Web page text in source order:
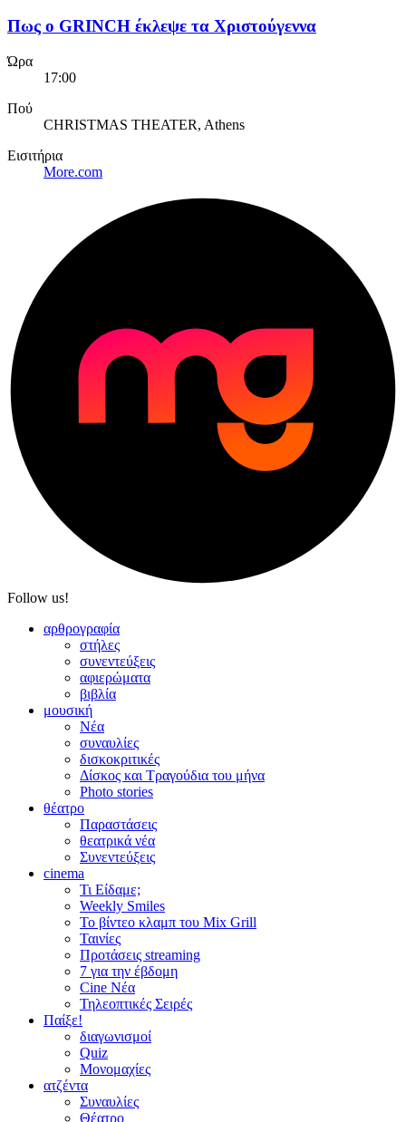
Πως ο GRINCH έκλεψε τα Χριστούγεννα
Ώρα
17:00
Πού
CHRISTMAS THEATER, Athens
Εισιτήρια
More.com
Follow us!
αρθρογραφία
στήλες
συνεντεύξεις
αφιερώματα
βιβλία
μουσική
Νέα
συναυλίες
δισκοκριτικές
Δίσκος και Τραγούδια του μήνα
Photo stories
θέατρο
Παραστάσεις
θεατρικά νέα
Συνεντεύξεις
cinema
Τι Είδαμε;
Weekly Smiles
Το βίντεο κλαμπ του Mix Grill
Ταινίες
Προτάσεις streaming
7 για την έβδομη
Cine Νέα
Τηλεοπτικές Σειρές
Παίξε!
διαγωνισμοί
Quiz
Μονομαχίες
ατζέντα
Συναυλίες
Θέατρο